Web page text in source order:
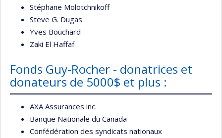
Stéphane Molotchnikoff
Steve G. Dugas
Yves Bouchard
Zaki El Haffaf
Fonds Guy-Rocher - donatrices et
donateurs de 5000$ et plus :
AXA Assurances inc.
Banque Nationale du Canada
Confédération des syndicats nationaux